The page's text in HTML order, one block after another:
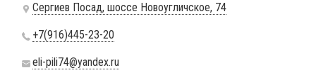
Сергиев Посад, шоссе Новоугличское, 74
+7(916)445-23-20
eli-pili74@yandex.ru